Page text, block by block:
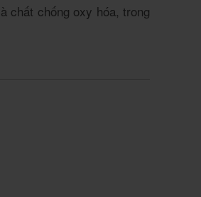
chất chống oxy hóa, trong